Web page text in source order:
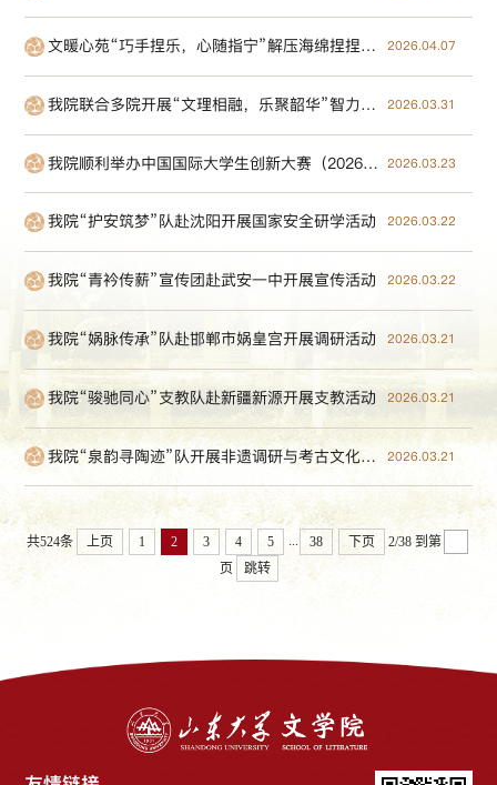
文暖心苑“巧手捏乐，心随指宁”解压海绵捏捏乐DIY活动圆满完成 2026.04.07
我院联合多院开展“文理相融，乐聚韶华”智力趣运会 2026.03.31
我院顺利举办中国国际大学生创新大赛（2026）文学院选拔赛 2026.03.23
我院“护安筑梦”队赴沈阳开展国家安全研学活动 2026.03.22
我院“青衿传薪”宣传团赴武安一中开展宣传活动​ 2026.03.22
我院“娲脉传承”队赴邯郸市娲皇宫开展调研活动 2026.03.21
我院“骏驰同心”支教队赴新疆新源开展支教活动 2026.03.21
我院“泉韵寻陶迹”队开展非遗调研与考古文化实践活动 2026.03.21
共524条 上页 1 2 3 4 5 ... 38 下页 2/38 到第
页
跳转